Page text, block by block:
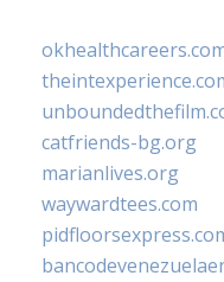
catfriends-bg.org
marianlives.org
waywardtees.com